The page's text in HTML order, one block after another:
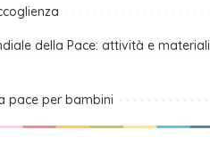
della Pace: attività e materiali
pace per bambini